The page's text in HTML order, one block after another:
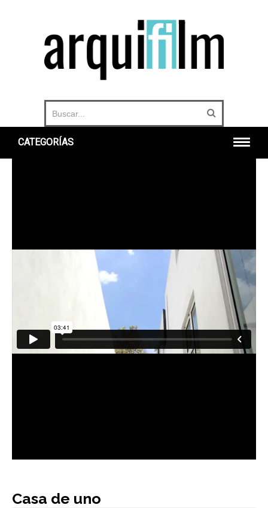
CATEGORÍAS
360°
Casa de uno